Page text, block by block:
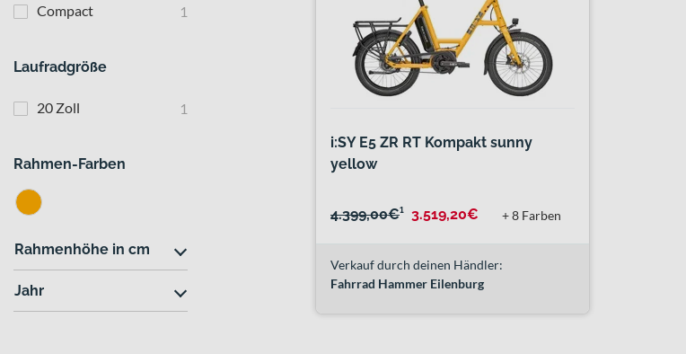
Compact 1
Laufradgröße
20 Zoll 1
Rahmen-Farben
Rahmenhöhe in cm
Jahr
i:SY E5 ZR RT Kompakt sunny
yellow
4.399,00€¹ 3.519,20€ + 8 Farben
Verkauf durch deinen Händler:
Fahrrad Hammer Eilenburg